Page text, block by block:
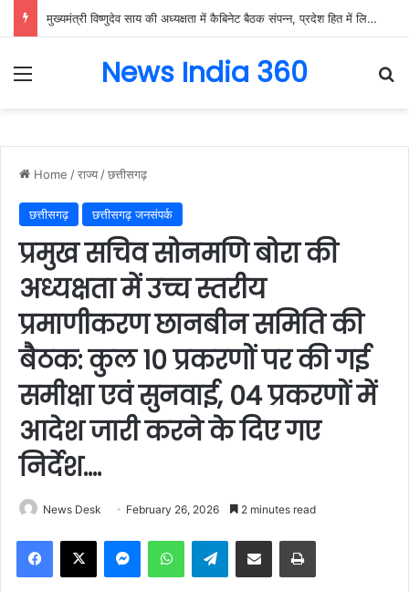
मुख्यमंत्री विष्णुदेव साय की अध्यक्षता में कैबिनेट बैठक संपन्न, प्रदेश हित में लिए गए कई अहम निर्णय….
Menu News India 360
Home /राज्य /छत्तीसगढ़
छत्तीसगढ़ छत्तीसगढ़ जनसंपर्क
प्रमुख सचिव सोनमणि बोरा की
अध्यक्षता में उच्च स्तरीय
प्रमाणीकरण छानबीन समिति की
बैठक: कुल 10 प्रकरणों पर की गई
समीक्षा एवं सुनवाई, 04 प्रकरणों में
आदेश जारी करने के दिए गए
निर्देश….
News Desk February 26, 2026 2 minutes read
Facebook
X MessengerWhatsAppTelegramShare via Email Print